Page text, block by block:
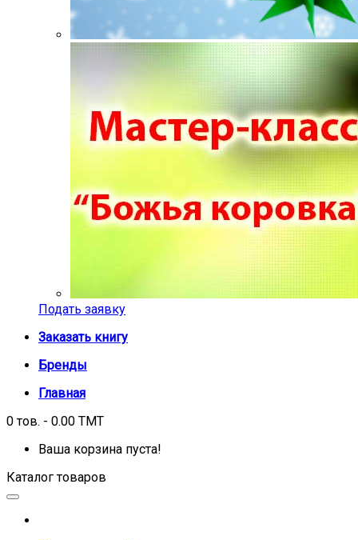
Подать заявку
Заказать книгу
Бренды
Главная
0 тов. - 0.00 TMT
Ваша корзина пуста!
Каталог товаров